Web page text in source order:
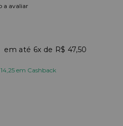
a avaliar
6x R$ 47,50
em Cashback